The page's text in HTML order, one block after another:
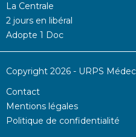
La Centrale
2 jours en libéral
Adopte 1 Doc
Copyright 2026 - URPS
Contact
Mentions légales
Politique de confidentialité